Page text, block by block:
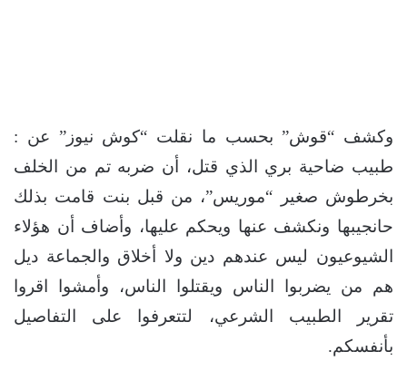
وكشف “قوش” بحسب ما نقلت “كوش نيوز” عن :
طبيب ضاحية بري الذي قتل، أن ضربه تم من الخلف
بخرطوش صغير “موريس”، من قبل بنت قامت بذلك
حانجيبها ونكشف عنها ويحكم عليها، وأضاف أن هؤلاء
الشيوعيون ليس عندهم دين ولا أخلاق والجماعة ديل
هم من يضربوا الناس ويقتلوا الناس، وأمشوا اقروا
تقرير الطبيب الشرعي، لتتعرفوا على التفاصيل
بأنفسكم.